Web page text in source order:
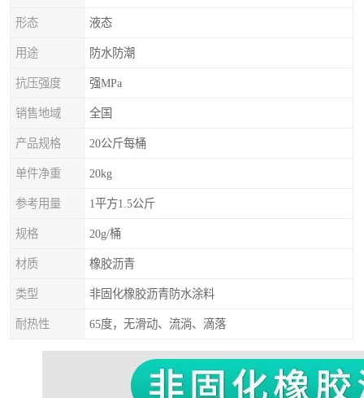
形态 液态
用途 防水防潮
抗压强度 强MPa
销售地域 全国
产品规格 20公斤每桶
单件净重 20kg
参考用量 1平方1.5公斤
规格 20g/桶
材质 橡胶沥青
类型 非固化橡胶沥青防水涂料
耐热性 65度，无滑动、流淌、滴落